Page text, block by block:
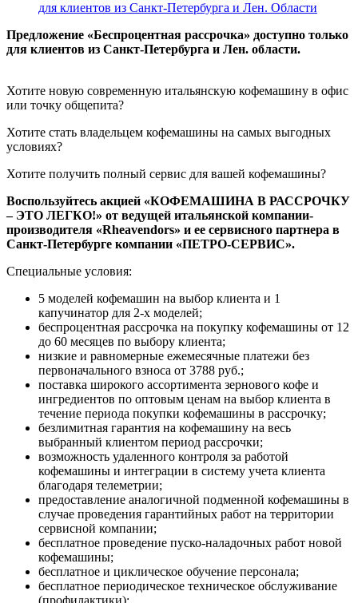
Предложение «Беспроцентная рассрочка» доступно только
для клиентов из Санкт-Петербурга и Лен. области.
Хотите новую современную итальянскую кофемашину в офис
или точку общепита?
Хотите стать владельцем кофемашины на самых выгодных
условиях?
Хотите получить полный сервис для вашей кофемашины?
Воспользуйтесь акцией «КОФЕМАШИНА В РАССРОЧКУ
– ЭТО ЛЕГКО!» от ведущей итальянской компании-
производителя «Rheavendors» и ее сервисного партнера в
Санкт-Петербурге компании «ПЕТРО-СЕРВИС».
Специальные условия:
5 моделей кофемашин на выбор клиента и 1
капучинатор для 2-х моделей;
беспроцентная рассрочка на покупку кофемашины от 12
до 60 месяцев по выбору клиента;
низкие и равномерные ежемесячные платежи без
первоначального взноса от 3788 руб.;
поставка широкого ассортимента зернового кофе и
ингредиентов по оптовым ценам на выбор клиента в
течение периода покупки кофемашины в рассрочку;
безлимитная гарантия на кофемашину на весь
выбранный клиентом период рассрочки;
возможность удаленного контроля за работой
кофемашины и интеграции в систему учета клиента
благодаря телеметрии;
предоставление аналогичной подменной кофемашины в
случае проведения гарантийных работ на территории
сервисной компании;
бесплатное проведение пуско-наладочных работ новой
кофемашины;
бесплатное и циклическое обучение персонала;
бесплатное периодическое техническое обслуживание